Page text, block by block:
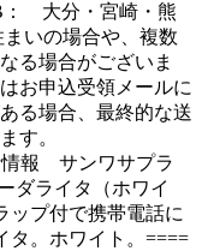
大分・宮崎・熊
いの場合や、複数
る場合がございま
お申込受領メールに
る場合、最終的な送
す。
情報 サンワサプラ
ダライタ（ホワイ
ップ付で携帯電話に
タ。ホワイト。====